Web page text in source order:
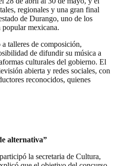
regionales y una gran final
de Durango, uno de los
popular mexicana.
talleres de composición,
de difundir su música a
culturales del gobierno. El
abierta y redes sociales, con
reconocidos, quienes
alternativa”
la secretaria de Cultura,